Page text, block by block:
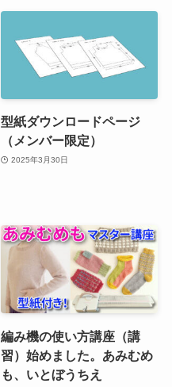
型紙ダウンロードページ
（メンバー限定）
2025年3月30日
編み機の使い方講座（講
習）始めました。あみむめ
も、いとぼうちえ